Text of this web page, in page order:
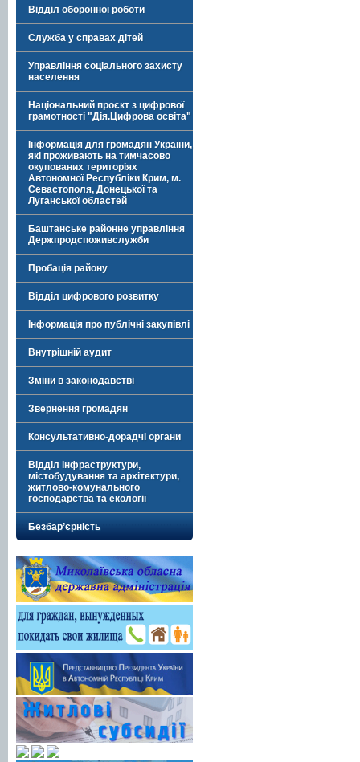
Відділ оборонної роботи
Служба у справах дітей
Управління соціального захисту
населення
Національний проєкт з цифрової
грамотності "Дія.Цифрова освіта"
Інформація для громадян України,
які проживають на тимчасово
окупованих територіях
Автономної Республіки Крим, м.
Севастополя, Донецької та
Луганської областей
Баштанське районне управління
Держпродспоживслужби
Пробація району
Відділ цифрового розвитку
Інформація про публічні закупівлі
Внутрішній аудит
Зміни в законодавстві
Звернення громадян
Консультативно-дорадчі органи
Відділ інфраструктури,
містобудування та архітектури,
житлово-комунального
господарства та екології
Безбар’єрність